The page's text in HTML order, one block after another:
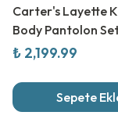
Carter's Layette
Body Pantolon
Paket
₺ 2,199.99
Sepete